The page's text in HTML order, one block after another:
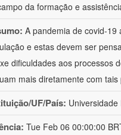
da formação e
A pandemia de covid-
e estas devem ser
dificuldades aos processos
mais diretamente com
UF/País:
Tue Feb 06 00:00:00